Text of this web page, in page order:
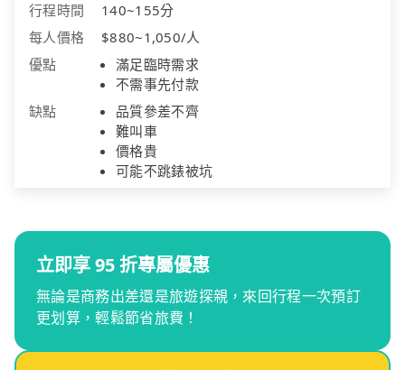
行程時間
140~155分
每人價格
$880~1,050/人
優點
滿足臨時需求
不需事先付款
缺點
品質參差不齊
難叫車
價格貴
可能不跳錶被坑
立即享 95 折專屬優惠
無論是商務出差還是旅遊探親，來回行程一次預訂
更划算，輕鬆節省旅費！